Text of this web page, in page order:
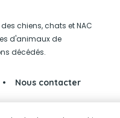
chiens, chats et NAC
d'animaux de
décédés.
Nous contacter